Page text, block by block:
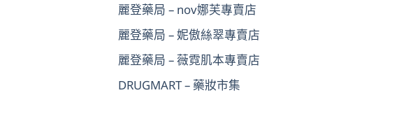
麗登藥局 – nov娜芙專賣店
麗登藥局 – 妮傲絲翠專賣店
麗登藥局 – 薇霓肌本專賣店
DRUGMART – 藥妝市集